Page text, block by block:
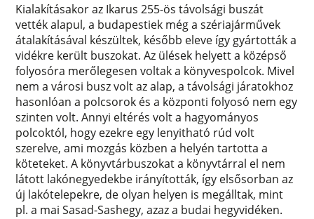
Kialakításakor az Ikarus 255-ös távolsági buszát
vették alapul, a budapestiek még a szériajárművek
átalakításával készültek, később eleve így gyártották a
vidékre került buszokat. Az ülések helyett a középső
folyosóra merőlegesen voltak a könyvespolcok. Mivel
nem a városi busz volt az alap, a távolsági járatokhoz
hasonlóan a polcsorok és a központi folyosó nem egy
szinten volt. Annyi eltérés volt a hagyományos
polcoktól, hogy ezekre egy lenyitható rúd volt
szerelve, ami mozgás közben a helyén tartotta a
köteteket. A könyvtárbuszokat a könyvtárral el nem
látott lakónegyedekbe irányították, így elsősorban az
új lakótelepekre, de olyan helyen is megálltak, mint
pl. a mai Sasad-Sashegy, azaz a budai hegyvidéken.